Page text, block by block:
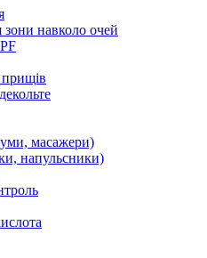
навколо очей
прищів
масажери)
напульсники)